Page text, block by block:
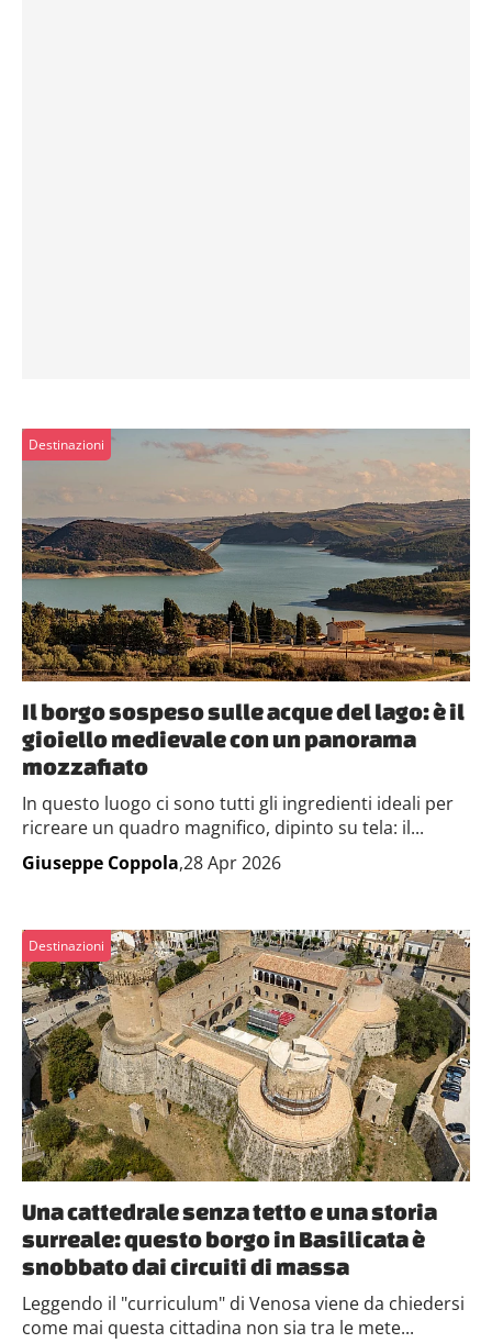
Destinazioni
Il borgo sospeso sulle acque del lago: è il
gioiello medievale con un panorama
mozzafiato
In questo luogo ci sono tutti gli ingredienti ideali per
ricreare un quadro magnifico, dipinto su tela: il...
Giuseppe Coppola,28 Apr 2026
Destinazioni
Una cattedrale senza tetto e una storia
surreale: questo borgo in Basilicata è
snobbato dai circuiti di massa
Leggendo il "curriculum" di Venosa viene da chiedersi
come mai questa cittadina non sia tra le mete...